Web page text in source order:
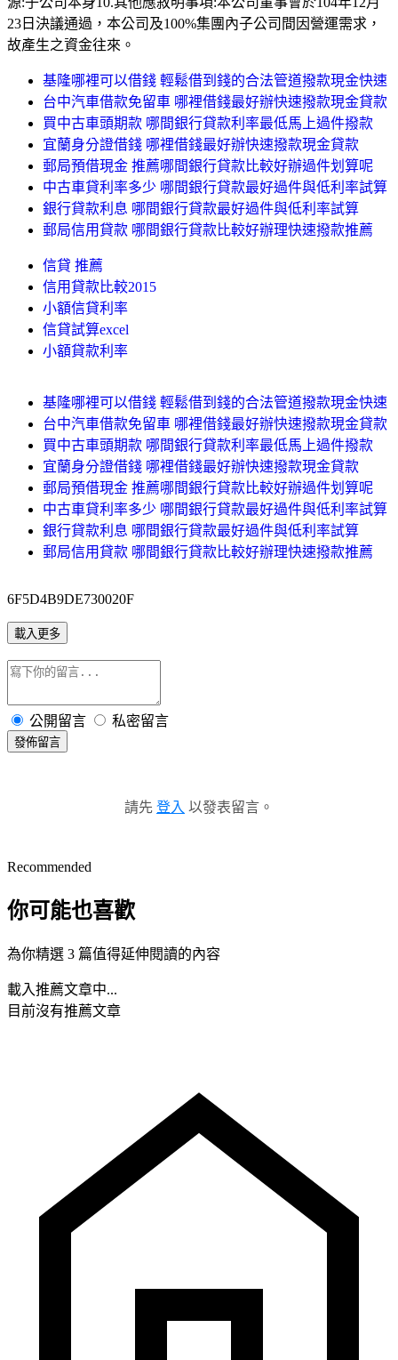
23日決議通過，本公司及100%集團內子公司間因營運需求，
故產生之資金往來。
基隆哪裡可以借錢 輕鬆借到錢的合法管道撥款現金快速
台中汽車借款免留車 哪裡借錢最好辦快速撥款現金貸款
買中古車頭期款 哪間銀行貸款利率最低馬上過件撥款
宜蘭身分證借錢 哪裡借錢最好辦快速撥款現金貸款
郵局預借現金 推薦哪間銀行貸款比較好辦過件划算呢
中古車貸利率多少 哪間銀行貸款最好過件與低利率試算
銀行貸款利息 哪間銀行貸款最好過件與低利率試算
郵局信用貸款 哪間銀行貸款比較好辦理快速撥款推薦
信貸 推薦
信用貸款比較2015
小額信貸利率
信貸試算excel
小額貸款利率
基隆哪裡可以借錢 輕鬆借到錢的合法管道撥款現金快速
台中汽車借款免留車 哪裡借錢最好辦快速撥款現金貸款
買中古車頭期款 哪間銀行貸款利率最低馬上過件撥款
宜蘭身分證借錢 哪裡借錢最好辦快速撥款現金貸款
郵局預借現金 推薦哪間銀行貸款比較好辦過件划算呢
中古車貸利率多少 哪間銀行貸款最好過件與低利率試算
銀行貸款利息 哪間銀行貸款最好過件與低利率試算
郵局信用貸款 哪間銀行貸款比較好辦理快速撥款推薦
6F5D4B9DE730020F
載入更多
公開留言 私密留言
發佈留言
請先 登入 以發表留言。
Recommended
你可能也喜歡
為你精選 3 篇值得延伸閱讀的內容
載入推薦文章中...
目前沒有推薦文章